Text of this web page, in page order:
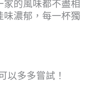
的風味都不盡相
味濃郁，每一杯獨
以多多嘗試！